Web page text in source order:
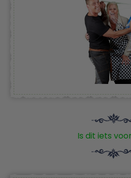
Is dit iets